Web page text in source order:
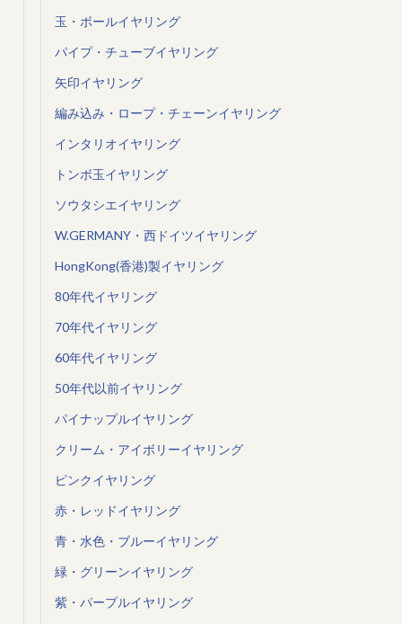
玉・ボールイヤリング
パイプ・チューブイヤリング
矢印イヤリング
編み込み・ロープ・チェーンイヤリング
インタリオイヤリング
トンボ玉イヤリング
ソウタシエイヤリング
W.GERMANY・西ドイツイヤリング
HongKong(香港)製イヤリング
80年代イヤリング
70年代イヤリング
60年代イヤリング
50年代以前イヤリング
パイナップルイヤリング
クリーム・アイボリーイヤリング
ピンクイヤリング
赤・レッドイヤリング
青・水色・ブルーイヤリング
緑・グリーンイヤリング
紫・パープルイヤリング